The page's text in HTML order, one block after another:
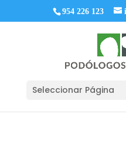
954 226 123
Seleccionar Página